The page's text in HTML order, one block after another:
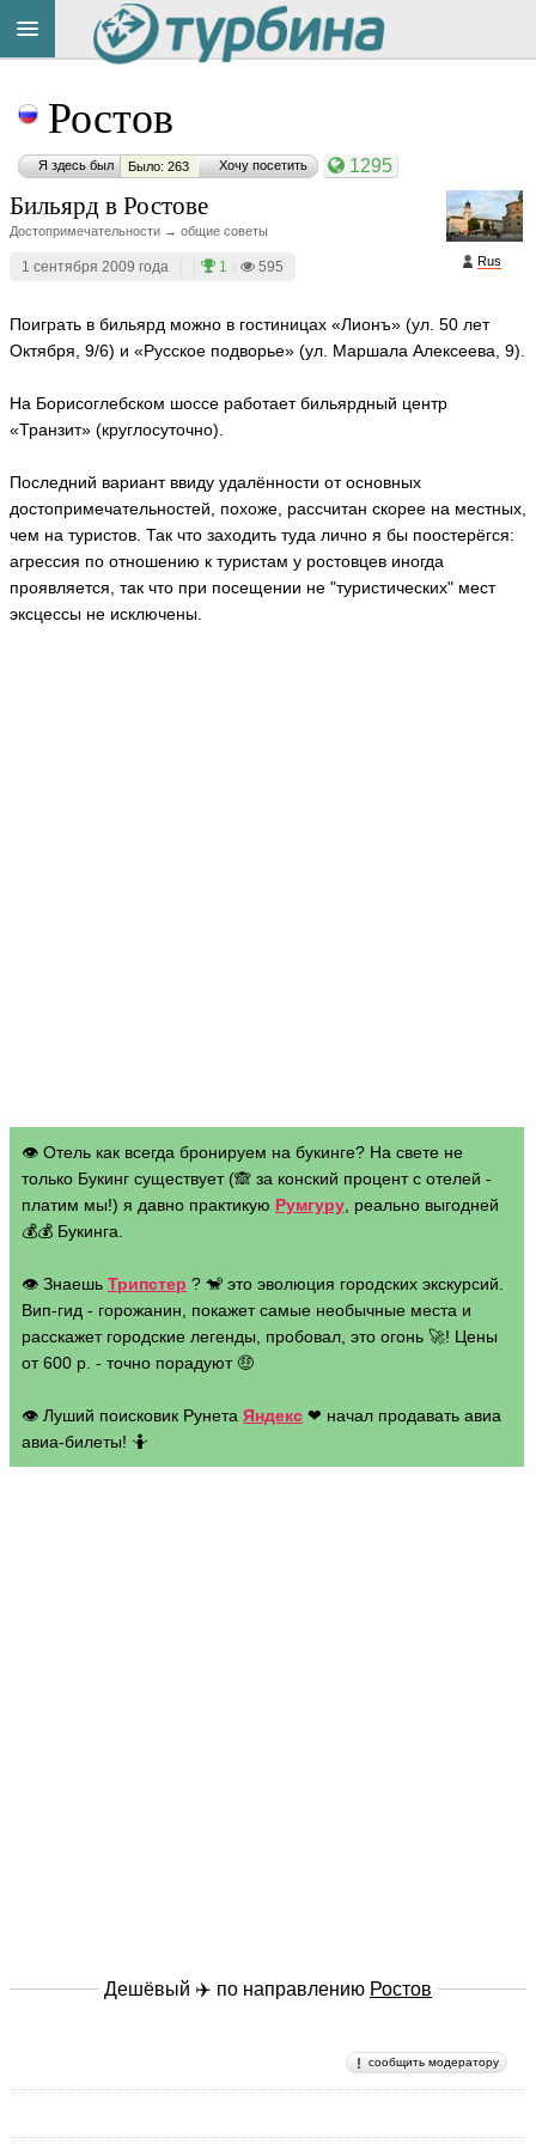
Ростов
Я здесь был Было: 263 Хочу посетить 1295
Rus
Бильярд в Ростове
Достопримечательности → общие советы
1 сентября 2009 года 1 595
Поиграть в бильярд можно в гостиницах «Лионъ» (ул. 50 лет
Октября, 9/6) и «Русское подворье» (ул. Маршала Алексеева, 9).
На Борисоглебском шоссе работает бильярдный центр
«Транзит» (круглосуточно).
Последний вариант ввиду удалённости от основных
достопримечательностей, похоже, рассчитан скорее на местных,
чем на туристов. Так что заходить туда лично я бы поостерёгся:
агрессия по отношению к туристам у ростовцев иногда
проявляется, так что при посещении не "туристических" мест
эксцессы не исключены.
👁 Отель как всегда бронируем на букинге? На свете не
только Букинг существует (🙈 за конский процент с отелей -
платим мы!) я давно практикую Румгуру , реально выгодней
💰💰 Букинга.
👁 Знаешь Трипстер ? 🐒 это эволюция городских экскурсий.
Вип-гид - горожанин, покажет самые необычные места и
расскажет городские легенды, пробовал, это огонь 🚀! Цены
от 600 р. - точно порадуют 🤑
👁 Луший поисковик Рунета Яндекс ❤ начал продавать авиа
авиа-билеты! 🤷
Дешёвый ✈️ по направлению Ростов
сообщить модератору
на
сайте: